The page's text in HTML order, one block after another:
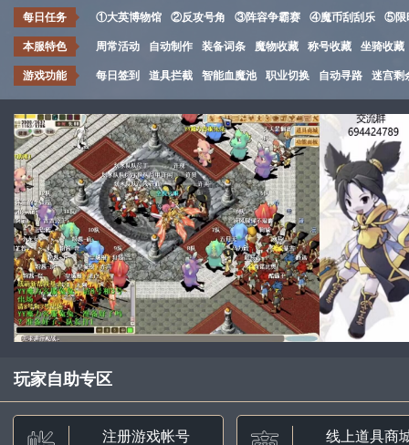
每日任务 ①大英博物馆 ②反攻号角 ③阵容争霸赛 ④魔币刮刮乐 ⑤限
本服特色 周常活动 自动制作 装备词条 魔物收藏 称号收藏 坐骑收藏
游戏功能 每日签到 道具拦截 智能血魔池 职业切换 自动寻路 迷宫剩
玩家自助专区
注册游戏帐号 线上道具商